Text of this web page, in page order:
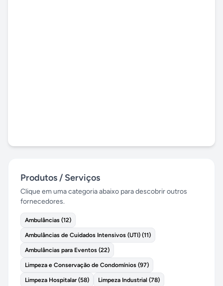
Produtos / Serviços
Clique em uma categoria abaixo para descobrir outros
fornecedores.
Ambulâncias (12)
Ambulâncias de Cuidados Intensivos (UTI) (11)
Ambulâncias para Eventos (22)
Limpeza e Conservação de Condomínios (97)
Limpeza Hospitalar(58) Limpeza Industrial (78)